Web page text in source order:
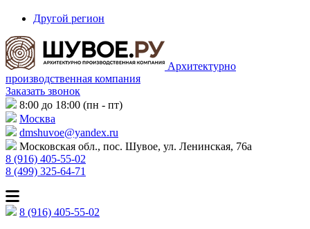
Другой регион
Архитектурно
производственная компания
Заказать звонок
8:00 до 18:00 (пн - пт)
Москва
dmshuvoe@yandex.ru
Московская обл., пос. Шувое, ул. Ленинская, 76а
8 (916) 405-55-02
8 (499) 325-64-71
8 (916) 405-55-02